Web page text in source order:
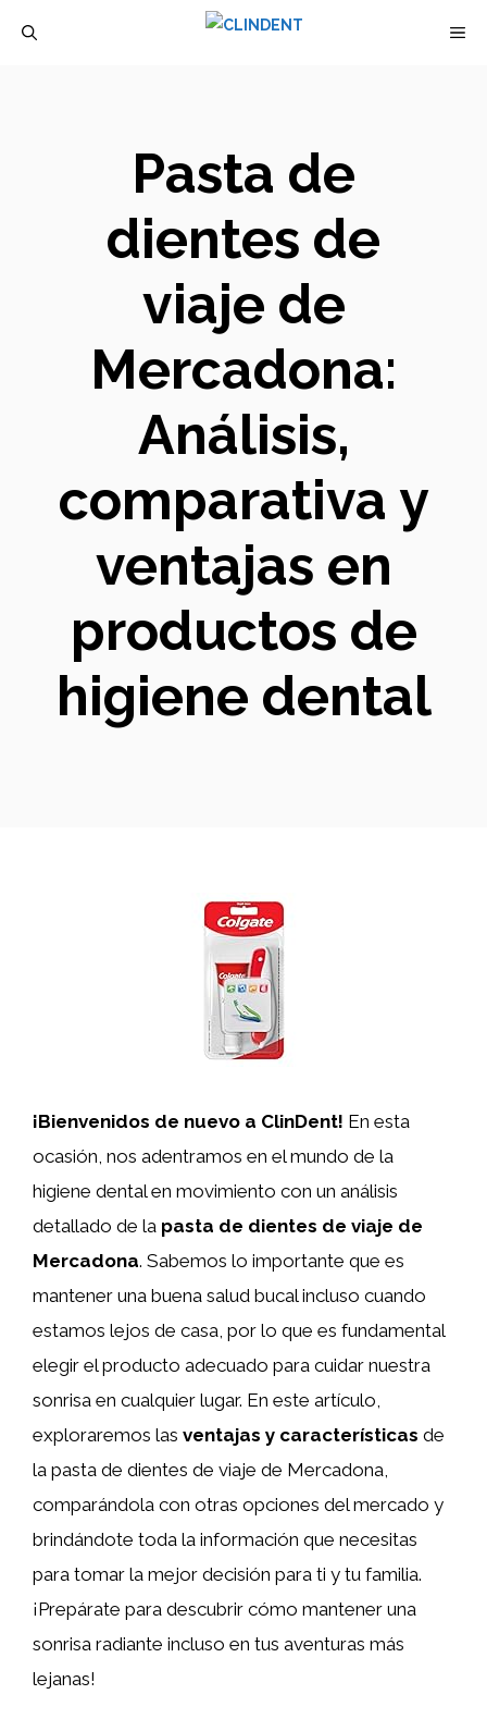
Pasta de
dientes de
viaje de
Mercadona:
Análisis,
comparativa y
ventajas en
productos de
higiene dental
¡Bienvenidos de nuevo a ClinDent! En esta
ocasión, nos adentramos en el mundo de la
higiene dental en movimiento con un análisis
detallado de la pasta de dientes de viaje de
Mercadona. Sabemos lo importante que es
mantener una buena salud bucal incluso cuando
estamos lejos de casa, por lo que es fundamental
elegir el producto adecuado para cuidar nuestra
sonrisa en cualquier lugar. En este artículo,
exploraremos las ventajas y características de
la pasta de dientes de viaje de Mercadona,
comparándola con otras opciones del mercado y
brindándote toda la información que necesitas
para tomar la mejor decisión para ti y tu familia.
¡Prepárate para descubrir cómo mantener una
sonrisa radiante incluso en tus aventuras más
lejanas!